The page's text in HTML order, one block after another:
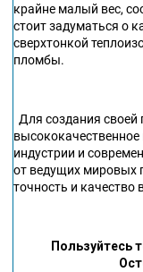
крайне малый вес,
стоит задуматься о
сверхтонкой
пломбы.
Для создания
индустрии и
от ведущих мировых
точность и
Пользуйтесь